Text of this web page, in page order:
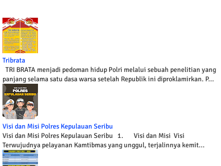
Tribrata
TRI BRATA menjadi pedoman hidup Polri melalui sebuah penelitian yang
panjang selama satu dasa warsa setelah Republik ini diproklamirkan. P...
Visi dan Misi Polres Kepulauan Seribu
Visi dan Misi Polres Kepulauan Seribu 1. Visi dan Misi Visi
Terwujudnya pelayanan Kamtibmas yang unggul, terjalinnya kemit...